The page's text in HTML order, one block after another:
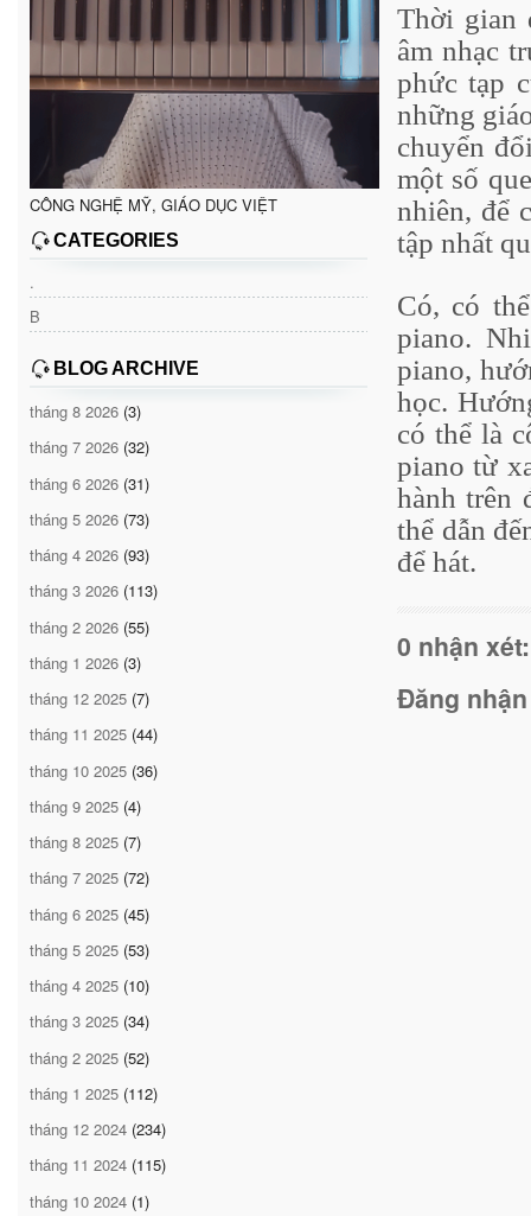
CÔNG NGHỆ MỸ, GIÁO DỤC VIỆT
CATEGORIES
.
B
BLOG ARCHIVE
tháng 8 2026 (3)
tháng 7 2026 (32)
tháng 6 2026 (31)
tháng 5 2026 (73)
tháng 4 2026 (93)
tháng 3 2026 (113)
tháng 2 2026 (55)
tháng 1 2026 (3)
tháng 12 2025 (7)
tháng 11 2025 (44)
tháng 10 2025 (36)
tháng 9 2025 (4)
tháng 8 2025 (7)
tháng 7 2025 (72)
tháng 6 2025 (45)
tháng 5 2025 (53)
tháng 4 2025 (10)
tháng 3 2025 (34)
tháng 2 2025 (52)
tháng 1 2025 (112)
tháng 12 2024 (234)
tháng 11 2024 (115)
tháng 10 2024 (1)
Thời gian
âm nhạc
phức tạp
những
chuyển
một số
nhiên, để
tập nhất
Có, có
piano.
piano,
học.
có thể là
piano từ
hành trên
thể dẫn
để hát.
0 nhận xét:
Đăng